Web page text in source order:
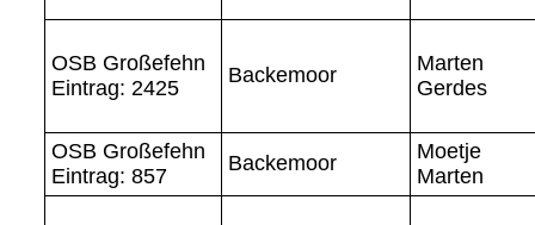
OSB Großefehn
Eintrag: 2425
Backemoor
Marten
Gerdes
OSB Großefehn
Eintrag: 857
Backemoor
Moetje
Marten